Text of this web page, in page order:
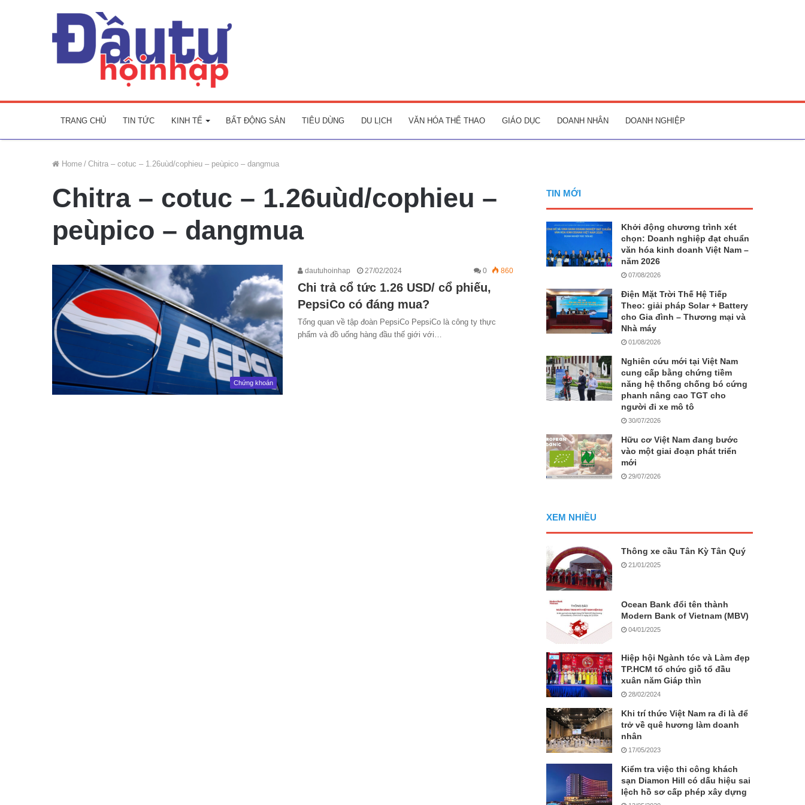
TRANG CHỦ TIN TỨC KINH TẾ BẤT ĐỘNG SẢN TIÊU DÙNG DU LỊCH VĂN HÓA THỂ THAO GIÁO DỤC DOANH NHÂN DOANH NGHIỆP
Home / Chitra – cotuc – 1.26uùd/cophieu – peùpico – dangmua
Chitra – cotuc – 1.26uùd/cophieu –
peùpico – dangmua
Chứng khoán
dautuhoinhap 27/02/2024 0 860
Chi trả cổ tức 1.26 USD/ cổ phiếu,
PepsiCo có đáng mua?
Tổng quan về tập đoàn PepsiCo PepsiCo là công ty thực
phẩm và đồ uống hàng đầu thế giới với…
TIN MỚI
Khởi động chương trình xét
chọn: Doanh nghiệp đạt chuẩn
văn hóa kinh doanh Việt Nam –
năm 2026
07/08/2026
Điện Mặt Trời Thế Hệ Tiếp
Theo: giải pháp Solar + Battery
cho Gia đình – Thương mại và
Nhà máy
01/08/2026
Nghiên cứu mới tại Việt Nam
cung cấp bằng chứng tiềm
năng hệ thống chống bó cứng
phanh nâng cao TGT cho
người đi xe mô tô
30/07/2026
Hữu cơ Việt Nam đang bước
vào một giai đoạn phát triển
mới
29/07/2026
XEM NHIỀU
Thông xe cầu Tân Kỳ Tân Quý
21/01/2025
Ocean Bank đổi tên thành
Modern Bank of Vietnam (MBV)
04/01/2025
Hiệp hội Ngành tóc và Làm đẹp
TP.HCM tổ chức giỗ tổ đầu
xuân năm Giáp thìn
28/02/2024
Khi trí thức Việt Nam ra đi là để
trở về quê hương làm doanh
nhân
17/05/2023
Kiểm tra việc thi công khách
sạn Diamon Hill có dấu hiệu sai
lệch hồ sơ cấp phép xây dựng